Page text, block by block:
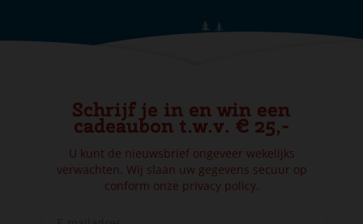
Schrijf je in en win een
cadeaubon t.w.v. € 25,-
U kunt de nieuwsbrief ongeveer wekelijks
verwachten. Wij slaan uw gegevens secuur op
conform onze privacy policy.